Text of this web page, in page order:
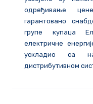
одређивање
гарантовано
групе купаца
електричне
ускладио са
дистрибутивном